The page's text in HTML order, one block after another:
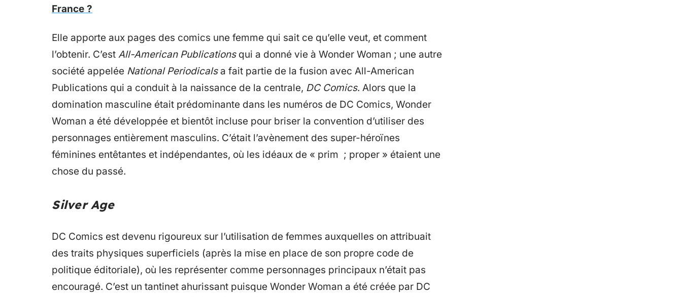
France ?
Elle apporte aux pages des comics une femme qui sait ce qu’elle veut, et comment
l’obtenir. C’est All-American Publicationsqui a donné vie à Wonder Woman ; une autre
société appelée National Periodicalsa fait partie de la fusion avec All-American
Publications qui a conduit à la naissance de la centrale, DC Comics. Alors que la
domination masculine était prédominante dans les numéros de DC Comics, Wonder
Woman a été développée et bientôt incluse pour briser la convention d’utiliser des
personnages entièrement masculins. C’était l’avènement des super-héroïnes
féminines entêtantes et indépendantes, où les idéaux de « prim ; proper » étaient une
chose du passé.
Silver Age
DC Comics est devenu rigoureux sur l’utilisation de femmes auxquelles on attribuait
des traits physiques superficiels (après la mise en place de son propre code de
politique éditoriale), où les représenter comme personnages principaux n’était pas
encouragé. C’est un tantinet ahurissant puisque Wonder Woman a été créée par DC